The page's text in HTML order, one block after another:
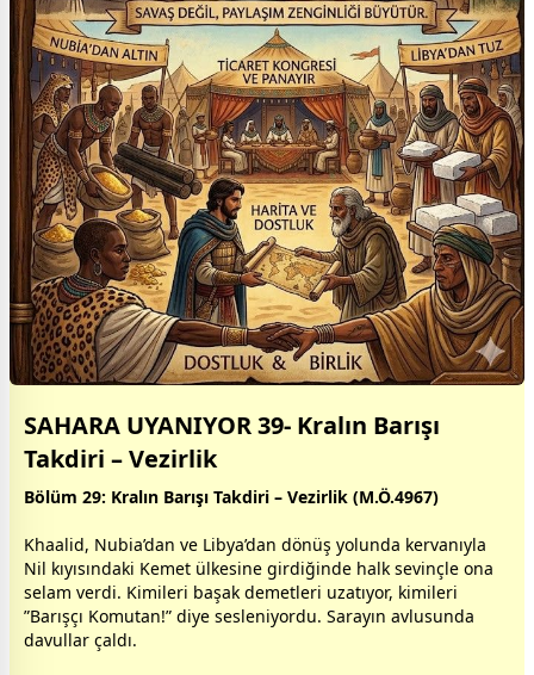
SAHARA UYANIYOR 39- Kralın Barışı
Takdiri – Vezirlik
Bölüm 29: Kralın Barışı Takdiri – Vezirlik (M.Ö.4967)
Khaalid, Nubia’dan ve Libya’dan dönüş yolunda kervanıyla
Nil kıyısındaki Kemet ülkesine girdiğinde halk sevinçle ona
selam verdi. Kimileri başak demetleri uzatıyor, kimileri
”Barışçı Komutan!” diye sesleniyordu. Sarayın avlusunda
davullar çaldı.